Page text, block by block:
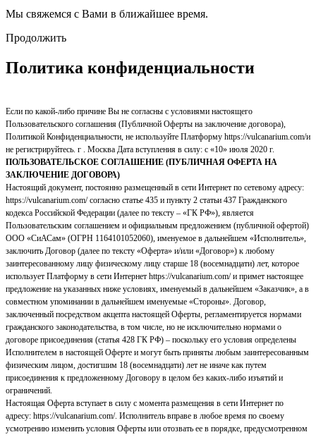
Мы свяжемся с Вами в ближайшее время.
Продолжить
Политика конфиденциальности
Если по какой-либо причине Вы не согласны с условиями настоящего
Пользовательского соглашения (Публичной Оферты на заключение договора),
Политикой Конфиденциальности, не используйте Платформу https://vulcanarium.com/и
не регистрируйтесь. г . Москва Дата вступления в силу: с «10» июля 2020 г.
ПОЛЬЗОВАТЕЛЬСКОЕ СОГЛАШЕНИЕ (ПУБЛИЧНАЯ ОФЕРТА НА
ЗАКЛЮЧЕНИЕ ДОГОВОРА)
Настоящий документ, постоянно размещенный в сети Интернет по сетевому адресу:
https://vulcanarium.com/ согласно статье 435 и пункту 2 статьи 437 Гражданского
кодекса Российской Федерации (далее по тексту – «ГК РФ»), является
Пользовательским соглашением и официальным предложением (публичной офертой)
ООО «СиАСам» (ОГРН 1164101052060), именуемое в дальнейшем «Исполнитель»,
заключить Договор (далее по тексту «Оферта» и/или «Договор») к любому
заинтересованному лицу физическому лицу старше 18 (восемнадцати) лет, которое
использует Платформу в сети Интернет https://vulcanarium.com/ и примет настоящее
предложение на указанных ниже условиях, именуемый в дальнейшем «Заказчик», а в
совместном упоминании в дальнейшем именуемые «Стороны». Договор,
заключенный посредством акцепта настоящей Оферты, регламентируется нормами
гражданского законодательства, в том числе, но не исключительно нормами о
договоре присоединения (статья 428 ГК РФ) – поскольку его условия определены
Исполнителем в настоящей Оферте и могут быть приняты любым заинтересованным
физическим лицом, достигшим 18 (восемнадцати) лет не иначе как путем
присоединения к предложенному Договору в целом без каких-либо изъятий и
ограничений.
Настоящая Оферта вступает в силу с момента размещения в сети Интернет по
адресу: https://vulcanarium.com/. Исполнитель вправе в любое время по своему
усмотрению изменить условия Оферты или отозвать ее в порядке, предусмотренном